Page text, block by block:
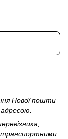
Нової пошти
транспортними